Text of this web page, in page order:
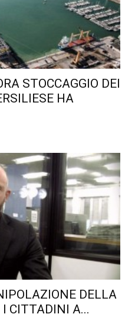
STOCCAGGIO DEI
HA
DELLA
CITTADINI A...